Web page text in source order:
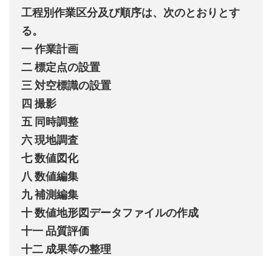
工程別作業区分及び順序は、次のとおりとす
る。
一 作業計画
二 標定点の設置
三 対空標識の設置
四 撮影
五 同時調整
六 現地調査
七 数値図化
八 数値編集
九 補測編集
十 数値地形図データファイルの作成
十一 品質評価
十二 成果等の整理